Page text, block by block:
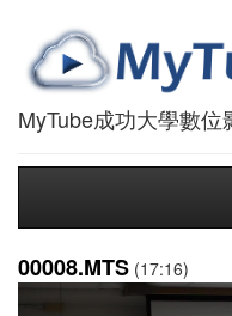
MyTube成功大學數位
00008.MTS (17:16)